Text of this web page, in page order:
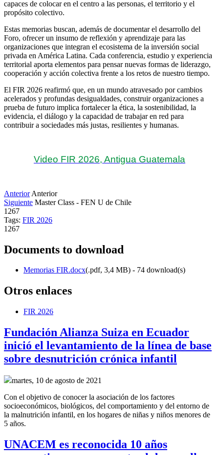
capaces de colocar en el centro a las personas, el territorio y el
propósito colectivo.
Estas memorias buscan, además de documentar el desarrollo del
Foro, ofrecer un insumo de reflexión y aprendizaje para las
organizaciones que integran el ecosistema de la inversión social
privada en América Latina. Cada conferencia, estudio y experiencia
territorial aporta elementos para pensar nuevas formas de liderazgo,
cooperación y acción colectiva frente a los retos de nuestro tiempo.
El FIR 2026 reafirmó que, en un mundo atravesado por cambios
acelerados y profundas desigualdades, construir organizaciones a
prueba de futuro implica fortalecer la ética, la sostenibilidad, la
evidencia, el diálogo y la capacidad de trabajar en red para
contribuir a sociedades más justas, resilientes y humanas.
Video FIR 2026, Antigua Guatemala
Anterior Anterior
Siguiente Master Class - FEN U de Chile
1267
Tags: FIR 2026
1267
Documents to download
Memorias FIR.docx(.pdf, 3,4 MB) - 74 download(s)
Otros enlaces
FIR 2026
Fundación Alianza Suiza en Ecuador
inició el levantamiento de la línea de base
sobre desnutrición crónica infantil
martes, 10 de agosto de 2021
Con el objetivo de conocer la asociación de los factores
socioeconómicos, biológicos, del comportamiento y del entorno de
la malnutrición infantil, en los hogares de niñas y niños menores de
5 años.
UNACEM es reconocida 10 años